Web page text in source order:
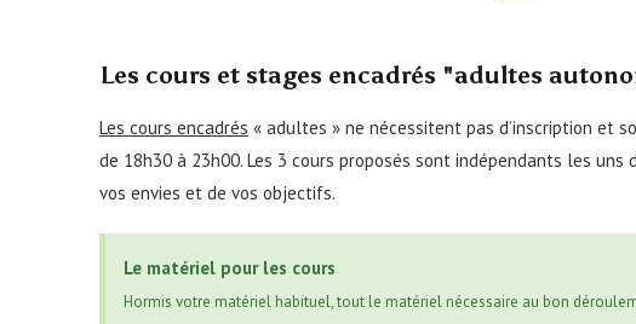
Les cours et stages encadrés "adultes
Les cours encadrés « adultes » ne nécessitent pas d’inscription et
de 18h30 à 23h00. Les 3 cours proposés sont indépendants les
vos envies et de vos objectifs.
Le matériel pour les cours
Hormis votre matériel habituel, tout le matériel nécessaire au bon